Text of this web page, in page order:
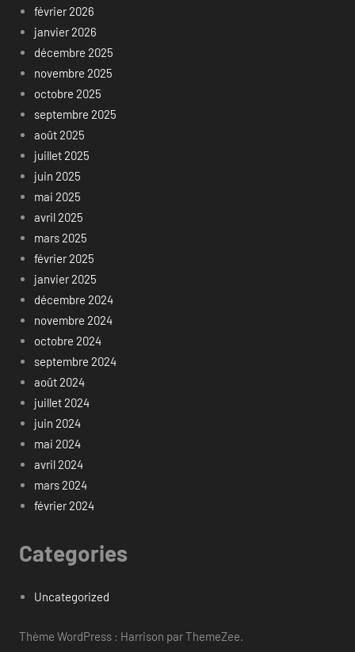
février 2026
janvier 2026
décembre 2025
novembre 2025
octobre 2025
septembre 2025
août 2025
juillet 2025
juin 2025
mai 2025
avril 2025
mars 2025
février 2025
janvier 2025
décembre 2024
novembre 2024
octobre 2024
septembre 2024
août 2024
juillet 2024
juin 2024
mai 2024
avril 2024
mars 2024
février 2024
Categories
Uncategorized
Thème WordPress : Harrison par ThemeZee.